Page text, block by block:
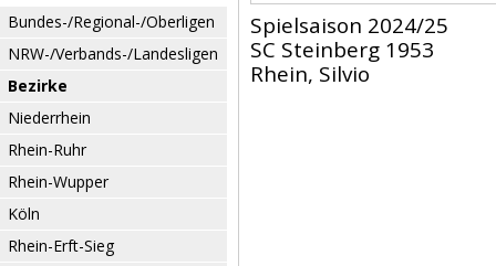
Bundes-/Regional-/Oberligen
NRW-/Verbands-/Landesligen
Bezirke
Niederrhein
Rhein-Ruhr
Rhein-Wupper
Köln
Rhein-Erft-Sieg
Spielsaison 2024/25
SC Steinberg 1953
Rhein, Silvio